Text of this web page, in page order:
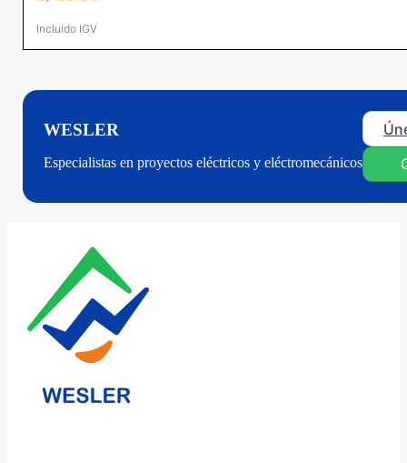
Incluido IGV
WESLER
Especialistas en proyectos eléctricos y eléctromecánicos